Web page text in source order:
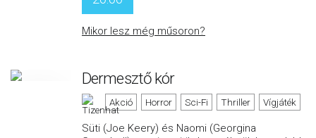
Mikor lesz még műsoron?
Dermesztő kór
Akció Horror Sci-Fi Thriller Vígjáték
Süti (Joe Keery) és Naomi (Georgina